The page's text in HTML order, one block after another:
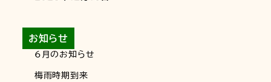
お知らせ
6月のお知らせ
梅雨時期到来